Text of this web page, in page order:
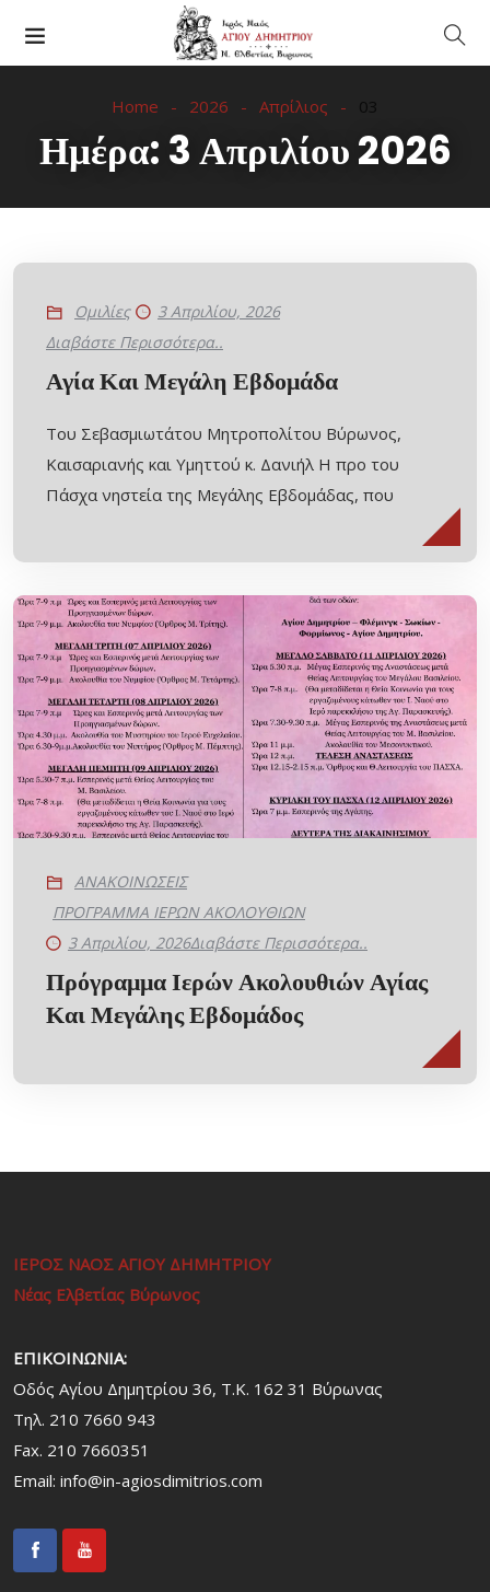
Home 2026 Απρίλιος 03
Ημέρα: 3 Απριλίου 2026
Ομιλίες
3 Απριλίου, 2026
Διαβάστε Περισσότερα..
Αγία Και Μεγάλη Εβδομάδα
Του Σεβασμιωτάτου Μητροπολίτου Βύρωνος,
Καισαριανής και Υμηττού κ. Δανιήλ Η προ του
Πάσχα νηστεία της Μεγάλης Εβδομάδας, που
ΑΝΑΚΟΙΝΩΣΕΙΣ
ΠΡΟΓΡΑΜΜΑ ΙΕΡΩΝ ΑΚΟΛΟΥΘΙΩΝ
3 Απριλίου, 2026Διαβάστε Περισσότερα..
Πρόγραμμα Ιερών Ακολουθιών Αγίας
Και Μεγάλης Εβδομάδος
ΙΕΡΟΣ ΝΑΟΣ ΑΓΙΟΥ ΔΗΜΗΤΡΙΟΥ
Νέας Ελβετίας Βύρωνος
ΕΠΙΚΟΙΝΩΝΙΑ:
Οδός Αγίου Δημητρίου 36, Τ.Κ. 162 31 Bύρωνας
Τηλ. 210 7660 943
Fax. 210 7660351
Email: info@in-agiosdimitrios.com